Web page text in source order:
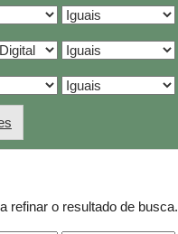
refinar o resultado de busca.